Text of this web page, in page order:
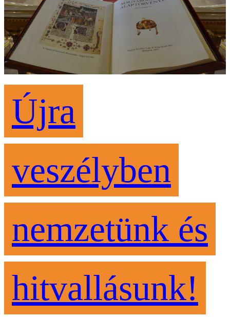
Újra
veszélyben
nemzetünk és
hitvallásunk!